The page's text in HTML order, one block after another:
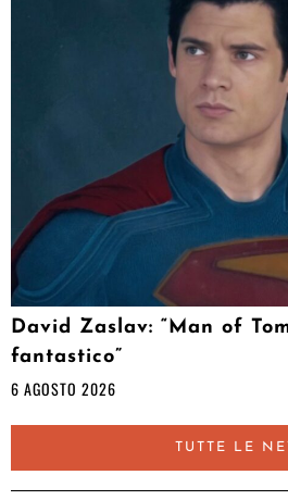
David Zaslav: “Man of
fantastico”
6 AGOSTO 2026
TUTTE LE